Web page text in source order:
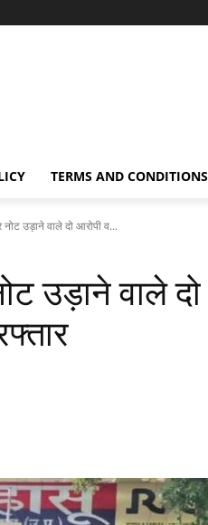
TERMS AND CONDITIONS
उड़ाने वाले दो आरोपी व...
उड़ाने वाले दो